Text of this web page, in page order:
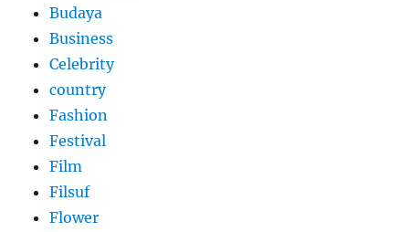
Budaya
Business
Celebrity
country
Fashion
Festival
Film
Filsuf
Flower